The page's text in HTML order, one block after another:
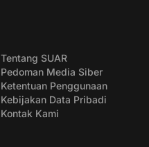
Tentang SUAR
Pedoman Media Siber
Ketentuan Penggunaan
Kebijakan Data Pribadi
Kontak Kami